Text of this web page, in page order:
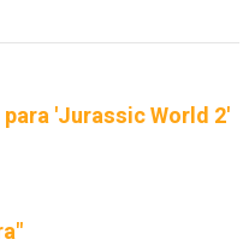
'Jurassic World 2'